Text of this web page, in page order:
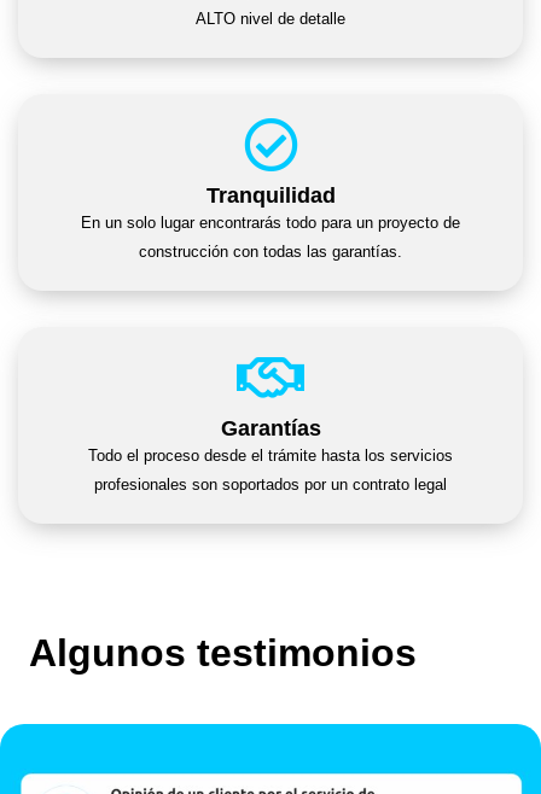
ALTO nivel de detalle
Tranquilidad
En un solo lugar encontrarás todo para un proyecto de
construcción con todas las garantías.
Garantías
Todo el proceso desde el trámite hasta los servicios
profesionales son soportados por un contrato legal
Algunos testimonios